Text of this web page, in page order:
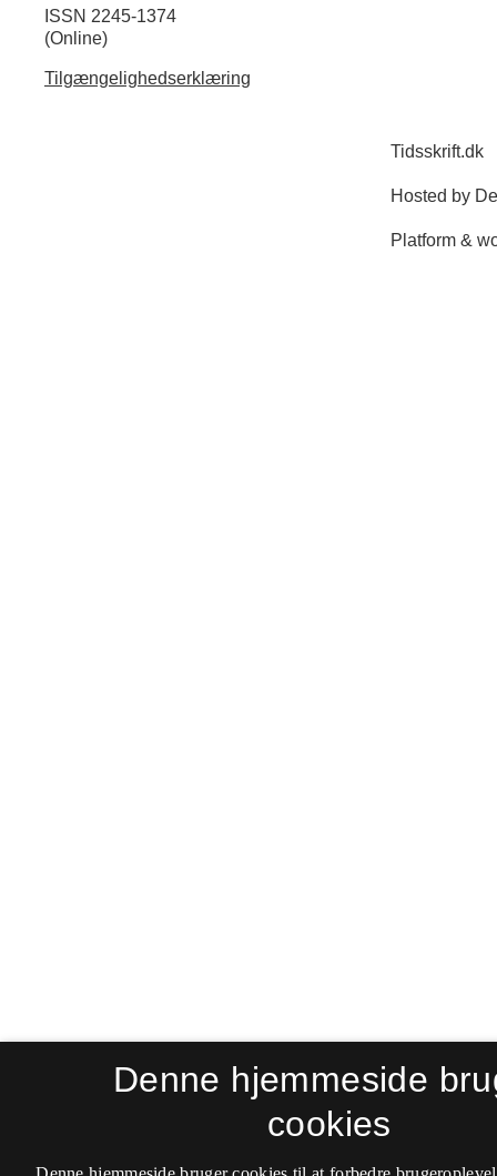
ISSN 2245-1374
(Online)
Tilgængelighedserklæring
Denne hjemmeside
cookies